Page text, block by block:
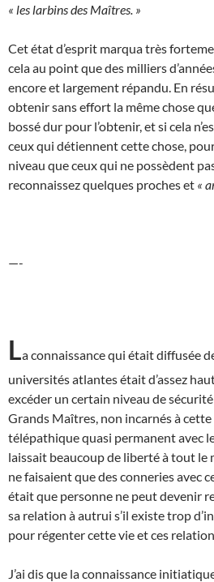
« les larbins des Maîtres. »
Cet état d’esprit marqua très
cela au point que des milliers
encore et largement répandu. En
obtenir sans effort la même chose
bossé dur pour l’obtenir, et si cela
ceux qui détiennent cette chose,
niveau que ceux qui ne possèdent
reconnaissez quelques proches et «
—-
La connaissance qui était diffusée
universités atlantes était d’assez
excéder un certain niveau de
Grands Maîtres, non incarnés à
télépathique quasi permanent avec
laissait beaucoup de liberté à tout le
ne faisaient que des conneries avec
était que personne ne peut devenir
sa relation à autrui s’il existe trop
pour régenter cette vie et ces
J’ai dis que la connaissance